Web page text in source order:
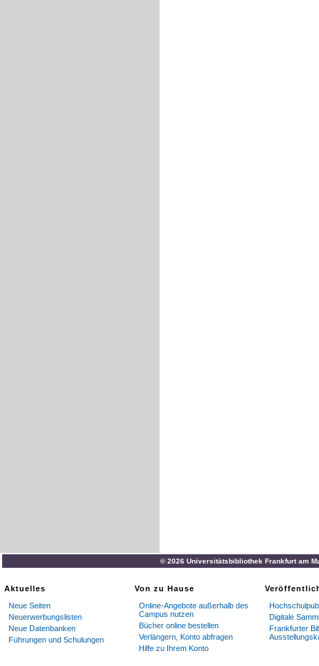
© 2026 Universitätsbibliothek Frankfurt am
Aktuelles
Neue Seiten
Neuerwerbungslisten
Neue Datenbanken
Führungen und Schulungen
Von zu Hause
Online-Angebote außerhalb des
Campus nutzen
Bücher online bestellen
Verlängern, Konto abfragen
Hilfe zu Ihrem Konto
Digitale
Frankfurter